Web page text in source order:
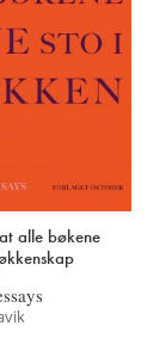
alle bøkene